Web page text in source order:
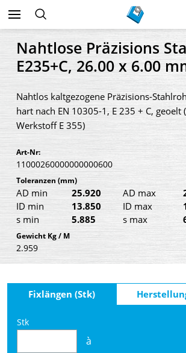
Nahtlose Präzisions
E235+C, 26.00 x 6.00
Nahtlos kaltgezogene Präzisions-
hart nach EN 10305-1, E 235 + C, geoelt
Werkstoff E 355)
Art-Nr:
11000260000000000600
Toleranzen (mm)
AD min 25.920 AD max
ID min
13.850 ID max
s min
5.885 s max
Gewicht Kg / M
2.959
Fixlängen (Stk)
Stk
à